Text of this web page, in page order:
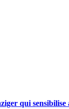
qui sensibilise